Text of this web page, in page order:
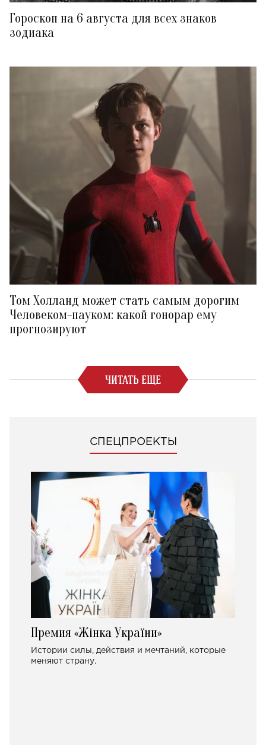
Гороскоп на 6 августа для всех знаков
зодиака
Том Холланд может стать самым дорогим
Человеком-пауком: какой гонорар ему
прогнозируют
ЧИТАТЬ ЕЩЕ
СПЕЦПРОЕКТЫ
Премия «Жінка України»
Истории силы, действия и мечтаний, которые
меняют страну.